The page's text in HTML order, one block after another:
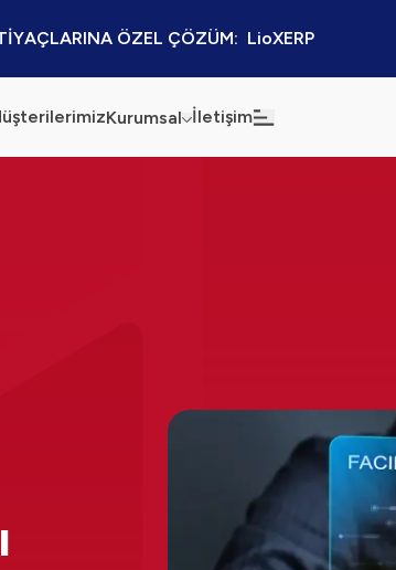
ÖZEL ÇÖZÜM:  LioXERP
Kurumsal İletişim
İş Ortaklığı Platformu